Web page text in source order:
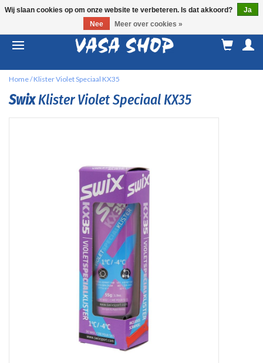
Home/Klister Violet Speciaal KX35
SwixKlister Violet Speciaal KX35
Wij slaan cookies op om onze website te verbeteren. Is dat akkoord?
Ja
Nee
Meer over cookies »